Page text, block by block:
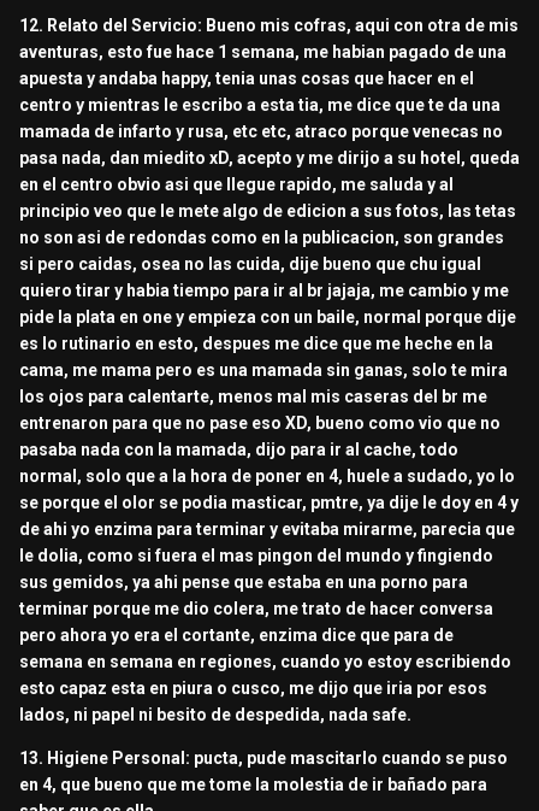
12. Relato del Servicio: Bueno mis cofras, aqui con otra de mis
aventuras, esto fue hace 1 semana, me habian pagado de una
apuesta y andaba happy, tenia unas cosas que hacer en el
centro y mientras le escribo a esta tia, me dice que te da una
mamada de infarto y rusa, etc etc, atraco porque venecas no
pasa nada, dan miedito xD, acepto y me dirijo a su hotel, queda
en el centro obvio asi que llegue rapido, me saluda y al
principio veo que le mete algo de edicion a sus fotos, las tetas
no son asi de redondas como en la publicacion, son grandes
si pero caidas, osea no las cuida, dije bueno que chu igual
quiero tirar y habia tiempo para ir al br jajaja, me cambio y me
pide la plata en one y empieza con un baile, normal porque dije
es lo rutinario en esto, despues me dice que me heche en la
cama, me mama pero es una mamada sin ganas, solo te mira
los ojos para calentarte, menos mal mis caseras del br me
entrenaron para que no pase eso XD, bueno como vio que no
pasaba nada con la mamada, dijo para ir al cache, todo
normal, solo que a la hora de poner en 4, huele a sudado, yo lo
se porque el olor se podia masticar, pmtre, ya dije le doy en 4 y
de ahi yo enzima para terminar y evitaba mirarme, parecia que
le dolia, como si fuera el mas pingon del mundo y fingiendo
sus gemidos, ya ahi pense que estaba en una porno para
terminar porque me dio colera, me trato de hacer conversa
pero ahora yo era el cortante, enzima dice que para de
semana en semana en regiones, cuando yo estoy escribiendo
esto capaz esta en piura o cusco, me dijo que iria por esos
lados, ni papel ni besito de despedida, nada safe.
13. Higiene Personal: pucta, pude mascitarlo cuando se puso
en 4, que bueno que me tome la molestia de ir bañado para